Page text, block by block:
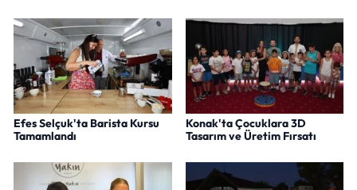
Efes Selçuk'ta Barista Kursu
Tamamlandı
Konak'ta Çocuklara 3D
Tasarım ve Üretim Fırsatı